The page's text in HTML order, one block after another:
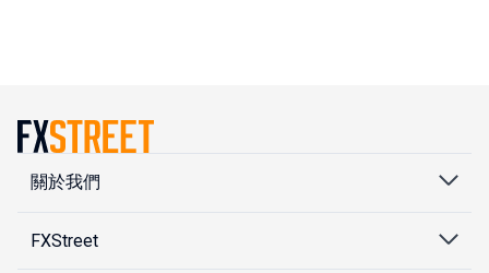
關於我們
FXStreet